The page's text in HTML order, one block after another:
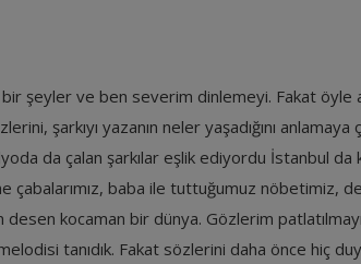
şeyler ve ben severim dinlemeyi. Fakat öyle
şarkıyı yazanın neler yaşadığını anlamaya
da çalan şarkılar eşlik ediyordu İstanbul
çabalarımız, baba ile tuttuğumuz nöbetimiz,
desen kocaman bir dünya. Gözlerim
tanıdık. Fakat sözlerini daha önce hiç